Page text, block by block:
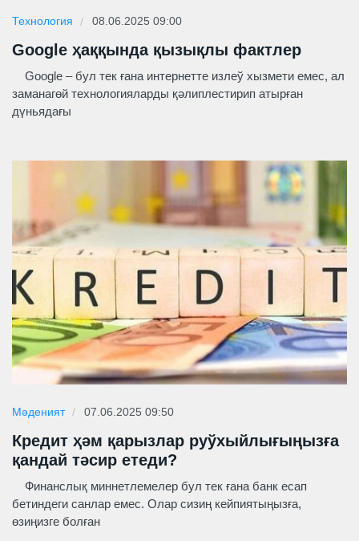
Технология 08.06.2025 09:00
Google ҳаққында қызықлы фактлер
Google – бул тек ғана интернетте излеў хызмети емес, ал
заманагөй технологияларды қәлиплестирип атырған
дүньядағы
Мәденият 07.06.2025 09:50
Кредит ҳәм қарызлар руўхыйлығыңызға
қандай тәсир етеди?
Финанслық миннетлемелер бул тек ғана банк есап
бетиндеги санлар емес. Олар сизиң кейпиятыңызға,
өзиңизге болған